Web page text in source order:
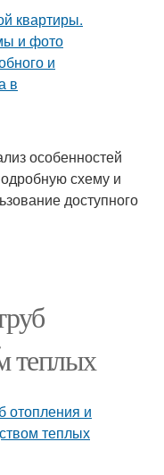
особенностей
схему и
доступного
теплых